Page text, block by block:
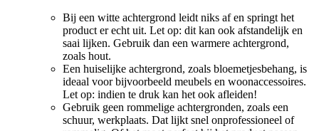
Bij een witte achtergrond leidt niks af en springt het
product er echt uit. Let op: dit kan ook afstandelijk en
saai lijken. Gebruik dan een warmere achtergrond,
zoals hout.
Een huiselijke achtergrond, zoals bloemetjesbehang, is
ideaal voor bijvoorbeeld meubels en woonaccessoires.
Let op: indien te druk kan het ook afleiden!
Gebruik geen rommelige achtergronden, zoals een
schuur, werkplaats. Dat lijkt snel onprofessioneel of